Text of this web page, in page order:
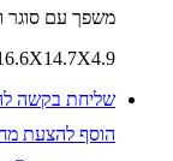
משפך עם סוגר
שליחת בקשה